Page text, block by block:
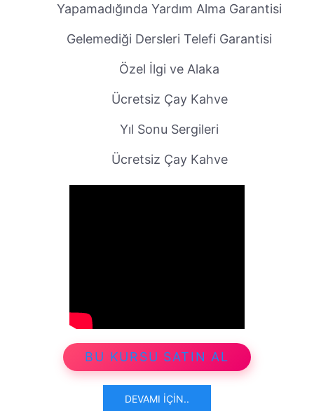
Yapamadığında Yardım Alma Garantisi
Gelemediği Dersleri Telefi Garantisi
Özel İlgi ve Alaka
Ücretsiz Çay Kahve
Yıl Sonu Sergileri
Ücretsiz Çay Kahve
BU KURSU SATIN AL
DEVAMI İÇIN..